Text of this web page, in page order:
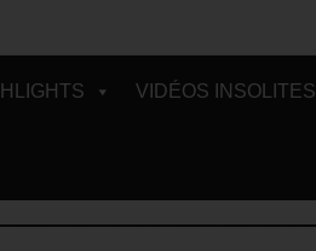
VIDÉOS INSOLITES